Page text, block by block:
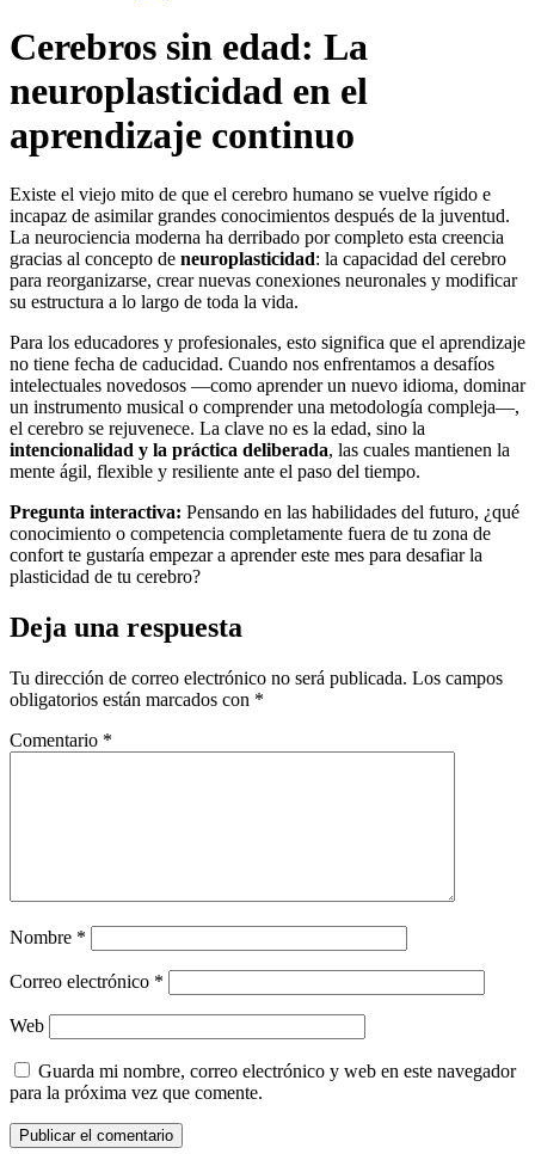
Cerebros sin edad: La
neuroplasticidad en el
aprendizaje continuo
Existe el viejo mito de que el cerebro humano se vuelve rígido e
incapaz de asimilar grandes conocimientos después de la juventud.
La neurociencia moderna ha derribado por completo esta creencia
gracias al concepto de neuroplasticidad: la capacidad del cerebro
para reorganizarse, crear nuevas conexiones neuronales y modificar
su estructura a lo largo de toda la vida.
Para los educadores y profesionales, esto significa que el aprendizaje
no tiene fecha de caducidad. Cuando nos enfrentamos a desafíos
intelectuales novedosos —como aprender un nuevo idioma, dominar
un instrumento musical o comprender una metodología compleja—,
el cerebro se rejuvenece. La clave no es la edad, sino la
intencionalidad y la práctica deliberada, las cuales mantienen la
mente ágil, flexible y resiliente ante el paso del tiempo.
Pregunta interactiva: Pensando en las habilidades del futuro, ¿qué
conocimiento o competencia completamente fuera de tu zona de
confort te gustaría empezar a aprender este mes para desafiar la
plasticidad de tu cerebro?
Deja una respuesta
Tu dirección de correo electrónico no será publicada. Los campos
obligatorios están marcados con *
Comentario *
Nombre *
Correo electrónico *
Web
Guarda mi nombre, correo electrónico y web en este navegador
para la próxima vez que comente.